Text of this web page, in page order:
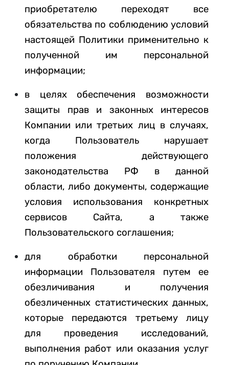
приобретателю переходят все
обязательства по соблюдению условий
настоящей Политики применительно к
полученной им персональной
информации;
в целях обеспечения возможности
защиты прав и законных интересов
Компании или третьих лиц в случаях,
когда Пользователь нарушает
положения действующего
законодательства РФ в данной
области, либо документы, содержащие
условия использования конкретных
сервисов Сайта, а также
Пользовательского соглашения;
для обработки персональной
информации Пользователя путем ее
обезличивания и получения
обезличенных статистических данных,
которые передаются третьему лицу
для проведения исследований,
выполнения работ или оказания услуг